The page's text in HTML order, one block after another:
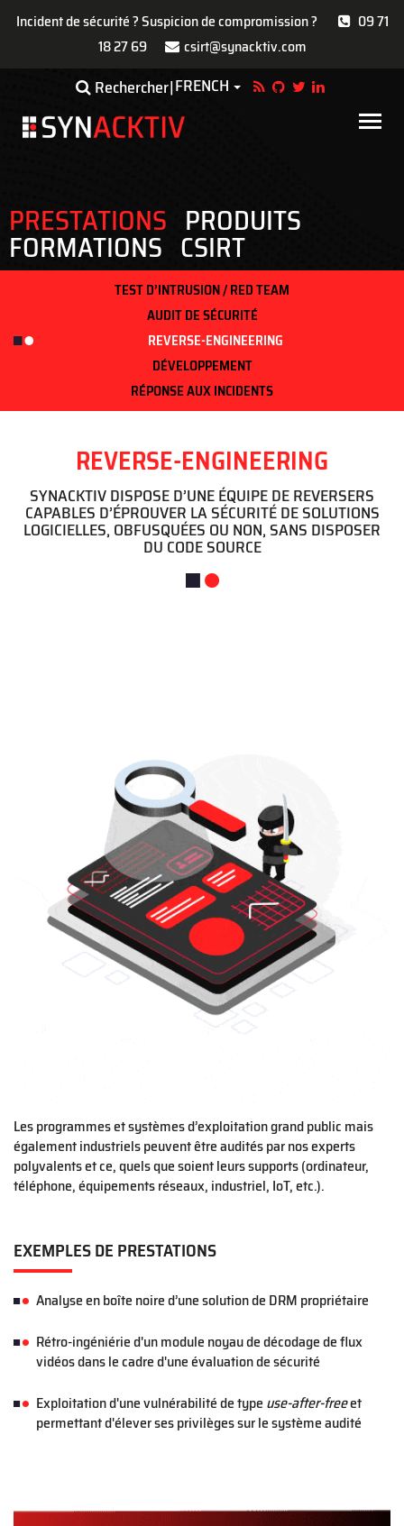
Incident de sécurité ? Suspicion de compromission ?
09 71
18 27 69
csirt@synacktiv.com
contenu
Rechercher FRENCH Toggle Dropdown
Main
PRESTATIONS PRODUITS
FORMATIONS CSIRT
TEST D’INTRUSION / RED TEAM
AUDIT DE SÉCURITÉ
REVERSE-ENGINEERING
DÉVELOPPEMENT
RÉPONSE AUX INCIDENTS
REVERSE-ENGINEERING
SYNACKTIV DISPOSE D’UNE ÉQUIPE DE REVERSERS
CAPABLES D’ÉPROUVER LA SÉCURITÉ DE SOLUTIONS
LOGICIELLES, OBFUSQUÉES OU NON, SANS DISPOSER
DU CODE SOURCE
Les programmes et systèmes d’exploitation grand public mais
également industriels peuvent être audités par nos experts
polyvalents et ce, quels que soient leurs supports (ordinateur,
téléphone, équipements réseaux, industriel, IoT, etc.).
EXEMPLES DE PRESTATIONS
Analyse en boîte noire d’une solution de DRM propriétaire
Rétro-ingéniérie d'un module noyau de décodage de flux
vidéos dans le cadre d'une évaluation de sécurité
Exploitation d'une vulnérabilité de type use-after-freeet
permettant d'élever ses privilèges sur le système audité